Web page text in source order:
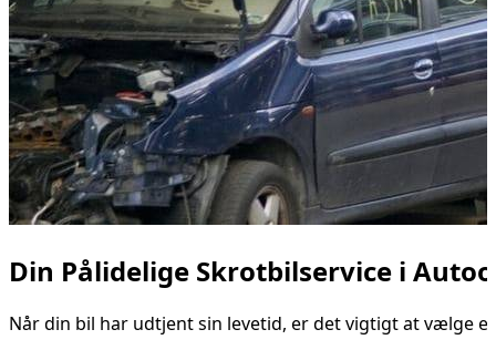
Din Pålidelige Skrotbilservice i
Når din bil har udtjent sin levetid, er det vigtigt at vælge